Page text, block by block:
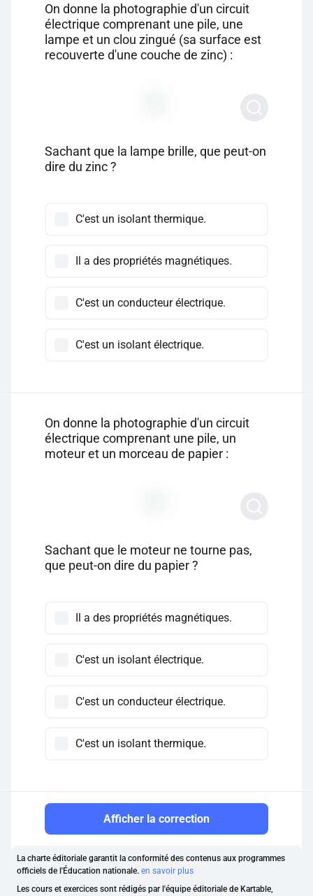
On donne la photographie d'un circuit
électrique comprenant une pile, une
lampe et un clou zingué (sa surface est
recouverte d'une couche de zinc) :
Sachant que la lampe brille, que peut-on
dire du zinc ?
C'est un isolant thermique.
Il a des propriétés magnétiques.
C'est un conducteur électrique.
C'est un isolant électrique.
On donne la photographie d'un circuit
électrique comprenant une pile, un
moteur et un morceau de papier :
Sachant que le moteur ne tourne pas,
que peut-on dire du papier ?
Il a des propriétés magnétiques.
C'est un isolant électrique.
C'est un conducteur électrique.
C'est un isolant thermique.
Afficher la correction
La charte éditoriale garantit la conformité des contenus aux programmes
officiels de l'Éducation nationale. en savoir plus
Les cours et exercices sont rédigés par l'équipe éditoriale de Kartable,